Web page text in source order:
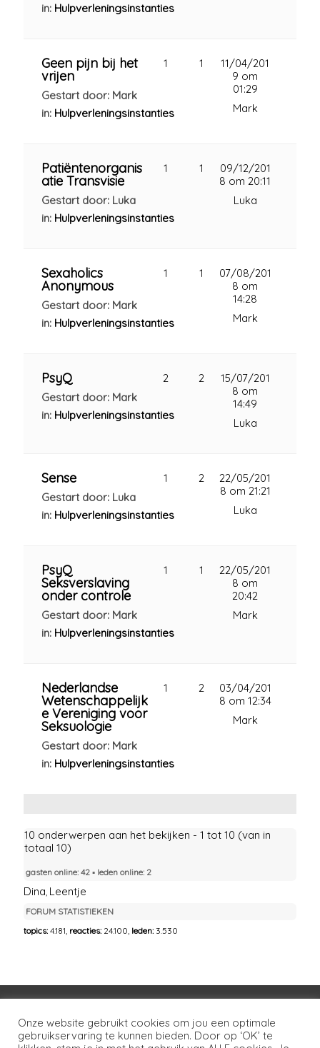
in: Hulpverleningsinstanties
Geen pijn bij het
vrijen
Gestart door: Mark
in: Hulpverleningsinstanties
1 1
11/04/201
9 om
01:29
Mark
Patiëntenorganis
atie Transvisie
Gestart door: Luka
in: Hulpverleningsinstanties
1 1
09/12/201
8 om 20:11
Luka
Sexaholics
Anonymous
Gestart door: Mark
in: Hulpverleningsinstanties
1 1
07/08/201
8 om
14:28
Mark
PsyQ
Gestart door: Mark
in: Hulpverleningsinstanties
2 2
15/07/201
8 om
14:49
Luka
Sense
Gestart door: Luka
in: Hulpverleningsinstanties
1 2
22/05/201
8 om 21:21
Luka
PsyQ
Seksverslaving
onder controle
Gestart door: Mark
in: Hulpverleningsinstanties
1 1
22/05/201
8 om
20:42
Mark
Nederlandse
Wetenschappelijk
e Vereniging voor
Seksuologie
Gestart door: Mark
in: Hulpverleningsinstanties
1 2
03/04/201
8 om 12:34
Mark
10 onderwerpen aan het bekijken - 1 tot 10 (van in
totaal 10)
gasten online: 42 ▪︎ leden online: 2
Dina Leentje
FORUM STATISTIEKEN
topics:4.181, reacties: 24.100, leden: 3.530
Voorwaarden Huisregels
Privacybeleid
Disclaimer
Over LSG Ons netwerk Contact
Onze website gebruikt cookies om jou een optimale
gebruikservaring te kunnen bieden. Door op ‘OK’ te